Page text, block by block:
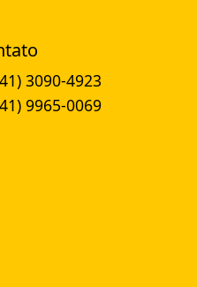
3090-4923
9965-0069